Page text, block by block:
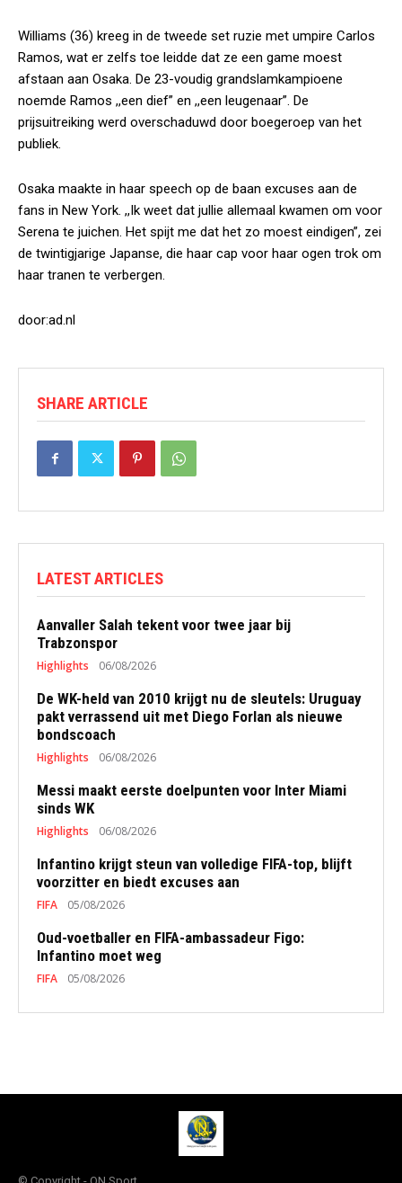
Williams (36) kreeg in de tweede set ruzie met umpire Carlos
Ramos, wat er zelfs toe leidde dat ze een game moest
afstaan aan Osaka. De 23-voudig grandslamkampioene
noemde Ramos ,,een dief” en ,,een leugenaar”. De
prijsuitreiking werd overschaduwd door boegeroep van het
publiek.
Osaka maakte in haar speech op de baan excuses aan de
fans in New York. ,,Ik weet dat jullie allemaal kwamen om voor
Serena te juichen. Het spijt me dat het zo moest eindigen”, zei
de twintigjarige Japanse, die haar cap voor haar ogen trok om
haar tranen te verbergen.
door:ad.nl
SHARE ARTICLE
LATEST ARTICLES
Aanvaller Salah tekent voor twee jaar bij
Trabzonspor
Highlights 06/08/2026
De WK-held van 2010 krijgt nu de sleutels: Uruguay
pakt verrassend uit met Diego Forlan als nieuwe
bondscoach
Highlights 06/08/2026
Messi maakt eerste doelpunten voor Inter Miami
sinds WK
Highlights 06/08/2026
Infantino krijgt steun van volledige FIFA-top, blijft
voorzitter en biedt excuses aan
FIFA 05/08/2026
Oud-voetballer en FIFA-ambassadeur Figo:
Infantino moet weg
FIFA 05/08/2026